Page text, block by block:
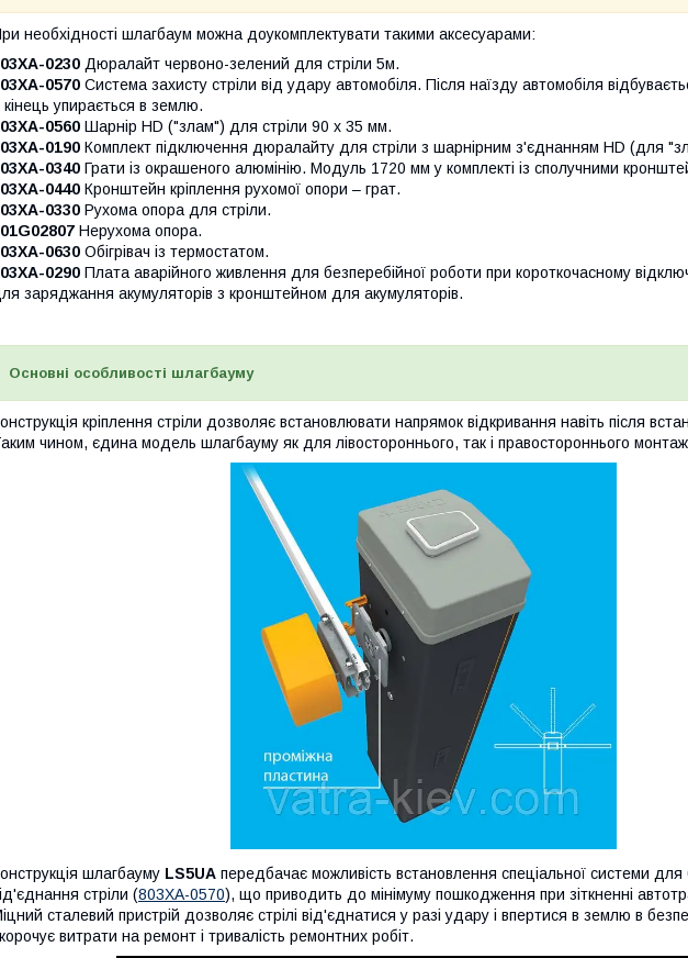
необхідності шлагбаум можна доукомплектувати такими аксесуарами:
0230 Дюралайт червоно-зелений для стріли 5м.
0570 Система захисту стріли від удару автомобіля. Після наїзду автомобіля
кінець упирається в землю.
0560 Шарнір HD ("злам") для стріли 90 x 35 мм.
0190 Комплект підключення дюралайту для стріли з шарнірним з'єднанням HD (для
0340 Грати із окрашеного алюмінію. Модуль 1720 мм у комплекті із сполучними
0440 Кронштейн кріплення рухомої опори – грат.
0330 Рухома опора для стріли.
Нерухома опора.
0630 Обігрівач із термостатом.
0290 Плата аварійного живлення для безперебійної роботи при короткочасному
заряджання акумуляторів з кронштейном для акумуляторів.
Основні особливості шлагбауму
кріплення стріли дозволяє встановлювати напрямок відкривання навіть після
чином, єдина модель шлагбауму як для лівостороннього, так і правостороннього
шлагбауму LS5UA передбачає можливість встановлення спеціальної системи для
стріли (803XA-0570), що приводить до мінімуму пошкодження при зіткненні
сталевий пристрій дозволяє стрілі від'єднатися у разі удару і впертися в землю в
витрати на ремонт і тривалість ремонтних робіт.